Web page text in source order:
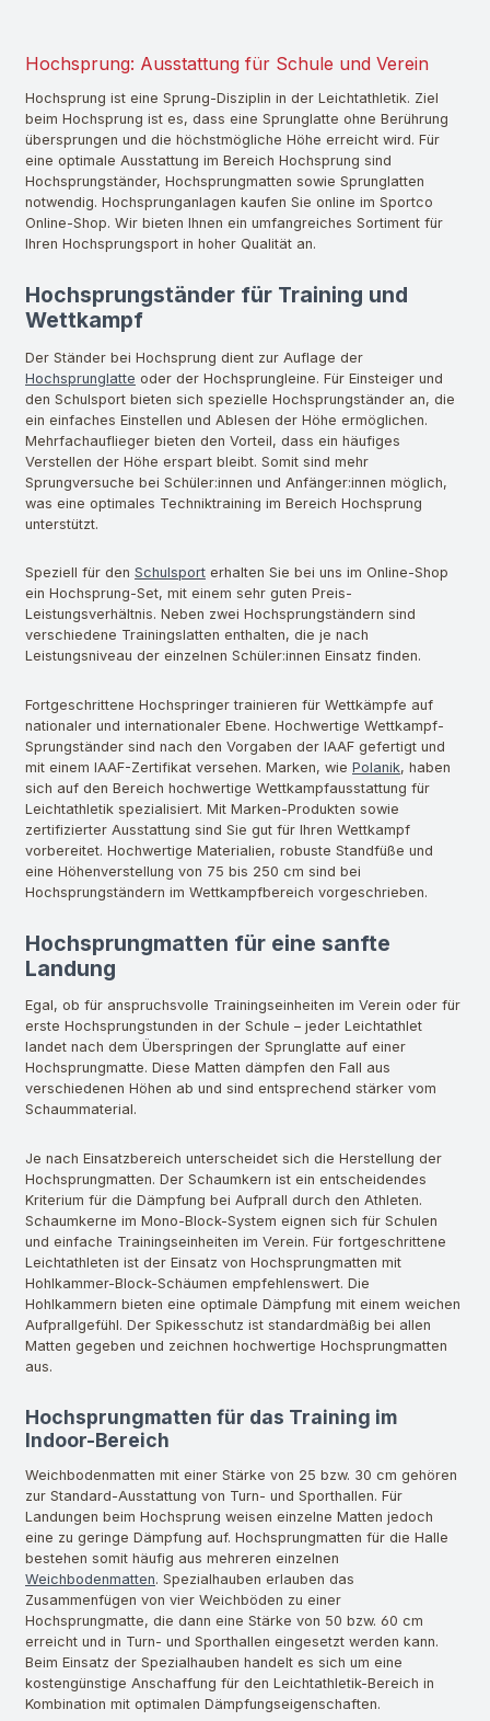
Hochsprung: Ausstattung für Schule und Verein
Hochsprung ist eine Sprung-Disziplin in der Leichtathletik. Ziel
beim Hochsprung ist es, dass eine Sprunglatte ohne Berührung
übersprungen und die höchstmögliche Höhe erreicht wird. Für
eine optimale Ausstattung im Bereich Hochsprung sind
Hochsprungständer, Hochsprungmatten sowie Sprunglatten
notwendig. Hochsprunganlagen kaufen Sie online im Sportco
Online-Shop. Wir bieten Ihnen ein umfangreiches Sortiment für
Ihren Hochsprungsport in hoher Qualität an.
Hochsprungständer für Training und
Wettkampf
Der Ständer bei Hochsprung dient zur Auflage der
Hochsprunglatte oder der Hochsprungleine. Für Einsteiger und
den Schulsport bieten sich spezielle Hochsprungständer an, die
ein einfaches Einstellen und Ablesen der Höhe ermöglichen.
Mehrfachauflieger bieten den Vorteil, dass ein häufiges
Verstellen der Höhe erspart bleibt. Somit sind mehr
Sprungversuche bei Schüler:innen und Anfänger:innen möglich,
was eine optimales Techniktraining im Bereich Hochsprung
unterstützt.
Speziell für den Schulsport erhalten Sie bei uns im Online-Shop
ein Hochsprung-Set, mit einem sehr guten Preis-
Leistungsverhältnis. Neben zwei Hochsprungständern sind
verschiedene Trainingslatten enthalten, die je nach
Leistungsniveau der einzelnen Schüler:innen Einsatz finden.
Fortgeschrittene Hochspringer trainieren für Wettkämpfe auf
nationaler und internationaler Ebene. Hochwertige Wettkampf-
Sprungständer sind nach den Vorgaben der IAAF gefertigt und
mit einem IAAF-Zertifikat versehen. Marken, wie Polanik, haben
sich auf den Bereich hochwertige Wettkampfausstattung für
Leichtathletik spezialisiert. Mit Marken-Produkten sowie
zertifizierter Ausstattung sind Sie gut für Ihren Wettkampf
vorbereitet. Hochwertige Materialien, robuste Standfüße und
eine Höhenverstellung von 75 bis 250 cm sind bei
Hochsprungständern im Wettkampfbereich vorgeschrieben.
Hochsprungmatten für eine sanfte
Landung
Egal, ob für anspruchsvolle Trainingseinheiten im Verein oder für
erste Hochsprungstunden in der Schule – jeder Leichtathlet
landet nach dem Überspringen der Sprunglatte auf einer
Hochsprungmatte. Diese Matten dämpfen den Fall aus
verschiedenen Höhen ab und sind entsprechend stärker vom
Schaummaterial.
Je nach Einsatzbereich unterscheidet sich die Herstellung der
Hochsprungmatten. Der Schaumkern ist ein entscheidendes
Kriterium für die Dämpfung bei Aufprall durch den Athleten.
Schaumkerne im Mono-Block-System eignen sich für Schulen
und einfache Trainingseinheiten im Verein. Für fortgeschrittene
Leichtathleten ist der Einsatz von Hochsprungmatten mit
Hohlkammer-Block-Schäumen empfehlenswert. Die
Hohlkammern bieten eine optimale Dämpfung mit einem weichen
Aufprallgefühl. Der Spikesschutz ist standardmäßig bei allen
Matten gegeben und zeichnen hochwertige Hochsprungmatten
aus.
Hochsprungmatten für das Training im
Indoor-Bereich
Weichbodenmatten mit einer Stärke von 25 bzw. 30 cm gehören
zur Standard-Ausstattung von Turn- und Sporthallen. Für
Landungen beim Hochsprung weisen einzelne Matten jedoch
eine zu geringe Dämpfung auf. Hochsprungmatten für die Halle
bestehen somit häufig aus mehreren einzelnen
Weichbodenmatten. Spezialhauben erlauben das
Zusammenfügen von vier Weichböden zu einer
Hochsprungmatte, die dann eine Stärke von 50 bzw. 60 cm
erreicht und in Turn- und Sporthallen eingesetzt werden kann.
Beim Einsatz der Spezialhauben handelt es sich um eine
kostengünstige Anschaffung für den Leichtathletik-Bereich in
Kombination mit optimalen Dämpfungseigenschaften.